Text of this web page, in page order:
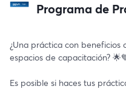
Programa de
¿Una práctica con beneficios
espacios de capacitación?
Es posible si haces tus